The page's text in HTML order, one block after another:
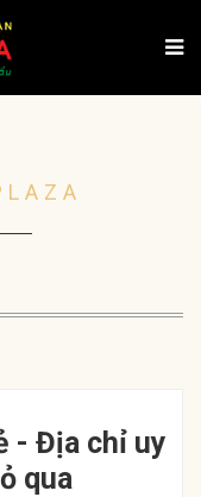
- Địa chỉ uy
qua